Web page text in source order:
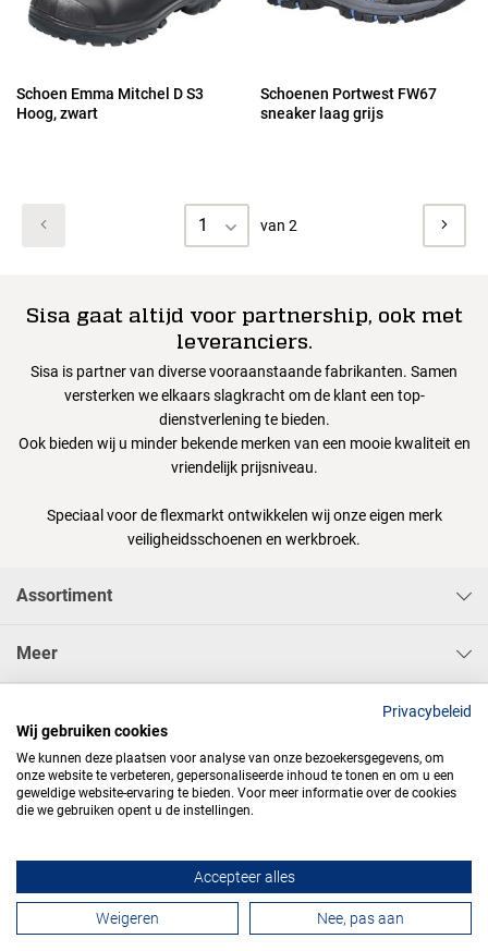
Schoen Emma Mitchel D S3
Hoog, zwart
Schoenen Portwest FW67
sneaker laag grijs
1 van 2
Sisa gaat altijd voor partnership, ook met
leveranciers.
Sisa is partner van diverse vooraanstaande fabrikanten. Samen
versterken we elkaars slagkracht om de klant een top-
dienstverlening te bieden.
Ook bieden wij u minder bekende merken van een mooie kwaliteit en
vriendelijk prijsniveau.
Speciaal voor de flexmarkt ontwikkelen wij onze eigen merk
veiligheidsschoenen en werkbroek.
Assortiment
Meer
Algemene voorwaarden Privacy Webdesign
Contactformulier
Privacybeleid
Wij gebruiken cookies
We kunnen deze plaatsen voor analyse van onze bezoekersgegevens, om
onze website te verbeteren, gepersonaliseerde inhoud te tonen en om u een
geweldige website-ervaring te bieden. Voor meer informatie over de cookies
die we gebruiken opent u de instellingen.
Accepteer alles
Weigeren Nee, pas aan